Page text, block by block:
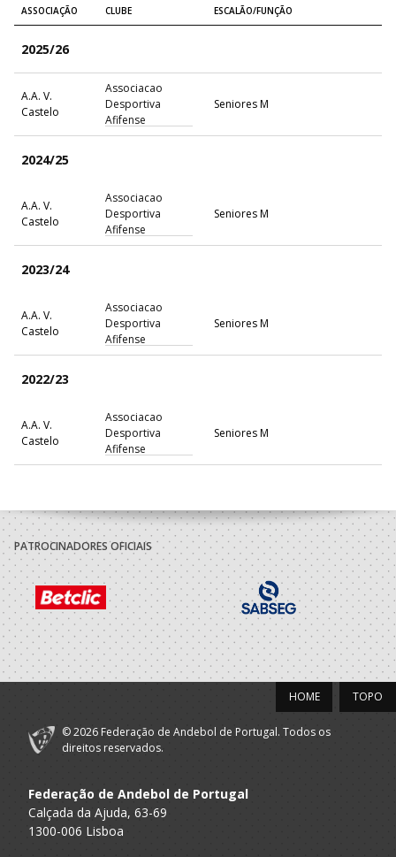
ASSOCIAÇÃO CLUBE ESCALÃO/FUNÇÃO
2025/26
A.A. V.
Castelo
Associacao
Desportiva
Afifense
Seniores M
2024/25
A.A. V.
Castelo
Associacao
Desportiva
Afifense
Seniores M
2023/24
A.A. V.
Castelo
Associacao
Desportiva
Afifense
Seniores M
2022/23
A.A. V.
Castelo
Associacao
Desportiva
Afifense
Seniores M
A.A. V.
Castelo
Associacao
Desportiva
Afifense
Seniores M
2020/21
A.A. V.
Castelo
Associacao
Desportiva
Afifense
Seniores M
A.A. V.
Associacao
2014/15
PATROCINADORES OFICIAIS
TOPO
HOME
© 2026 Federação de Andebol de Portugal. Todos os
direitos reservados.
Federação de Andebol de Portugal
Calçada da Ajuda, 63-69
1300-006 Lisboa